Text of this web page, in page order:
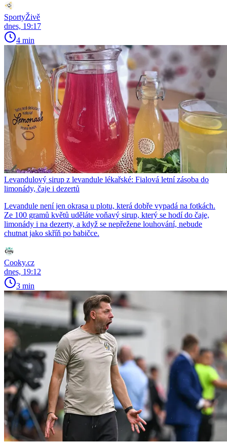
SportyŽivě
dnes, 19:17
4 min
Levandulový sirup z levandule lékařské: Fialová letní zásoba do
limonády, čaje i dezertů
Levandule není jen okrasa u plotu, která dobře vypadá na fotkách.
Ze 100 gramů květů uděláte voňavý sirup, který se hodí do čaje,
limonády i na dezerty, a když se nepřežene louhování, nebude
chutnat jako skříň po babičce.
Cooky.cz
dnes, 19:12
3 min